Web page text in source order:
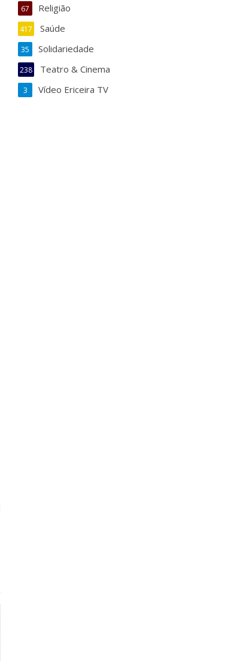
Religião
67
Saúde
417
Solidariedade
35
Teatro & Cinema
238
Vídeo Ericeira TV
3